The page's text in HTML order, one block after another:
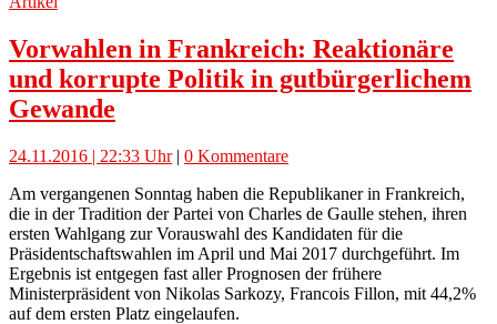
Vorwahlen in Frankreich: Reaktionäre
und korrupte Politik in gutbürgerlichem
Gewande
24.11.2016 | 22:33 Uhr| 0 Kommentare
Am vergangenen Sonntag haben die Republikaner in Frankreich,
die in der Tradition der Partei von Charles de Gaulle stehen, ihren
ersten Wahlgang zur Vorauswahl des Kandidaten für die
Präsidentschaftswahlen im April und Mai 2017 durchgeführt. Im
Ergebnis ist entgegen fast aller Prognosen der frühere
Ministerpräsident von Nikolas Sarkozy, Francois Fillon, mit 44,2%
auf dem ersten Platz eingelaufen.